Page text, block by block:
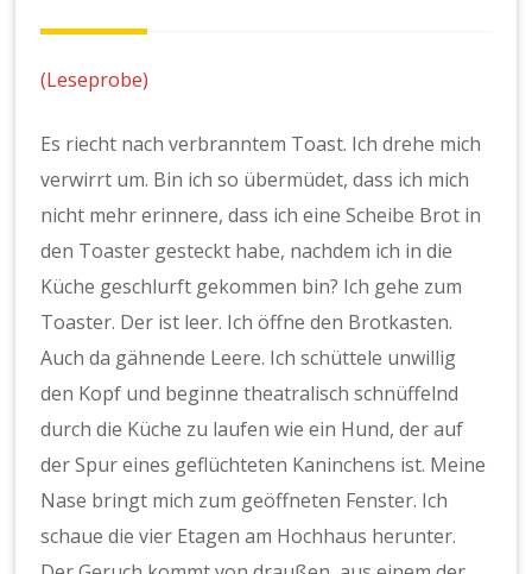
(Leseprobe)
Es riecht nach verbranntem Toast. Ich drehe mich
verwirrt um. Bin ich so übermüdet, dass ich mich
nicht mehr erinnere, dass ich eine Scheibe Brot in
den Toaster gesteckt habe, nachdem ich in die
Küche geschlurft gekommen bin? Ich gehe zum
Toaster. Der ist leer. Ich öffne den Brotkasten.
Auch da gähnende Leere. Ich schüttele unwillig
den Kopf und beginne theatralisch schnüffelnd
durch die Küche zu laufen wie ein Hund, der auf
der Spur eines geflüchteten Kaninchens ist. Meine
Nase bringt mich zum geöffneten Fenster. Ich
schaue die vier Etagen am Hochhaus herunter.